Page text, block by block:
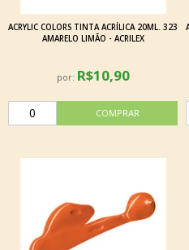
ACRYLIC COLORS TINTA ACRÍLICA 20ML. 323
AMARELO LIMÃO - ACRILEX
por: R$10,90